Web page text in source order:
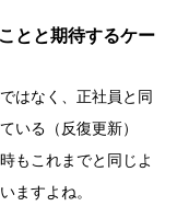
とと期待するケー
はなく、正社員と同
いる（反復更新）
もこれまでと同じよ
ますよね。